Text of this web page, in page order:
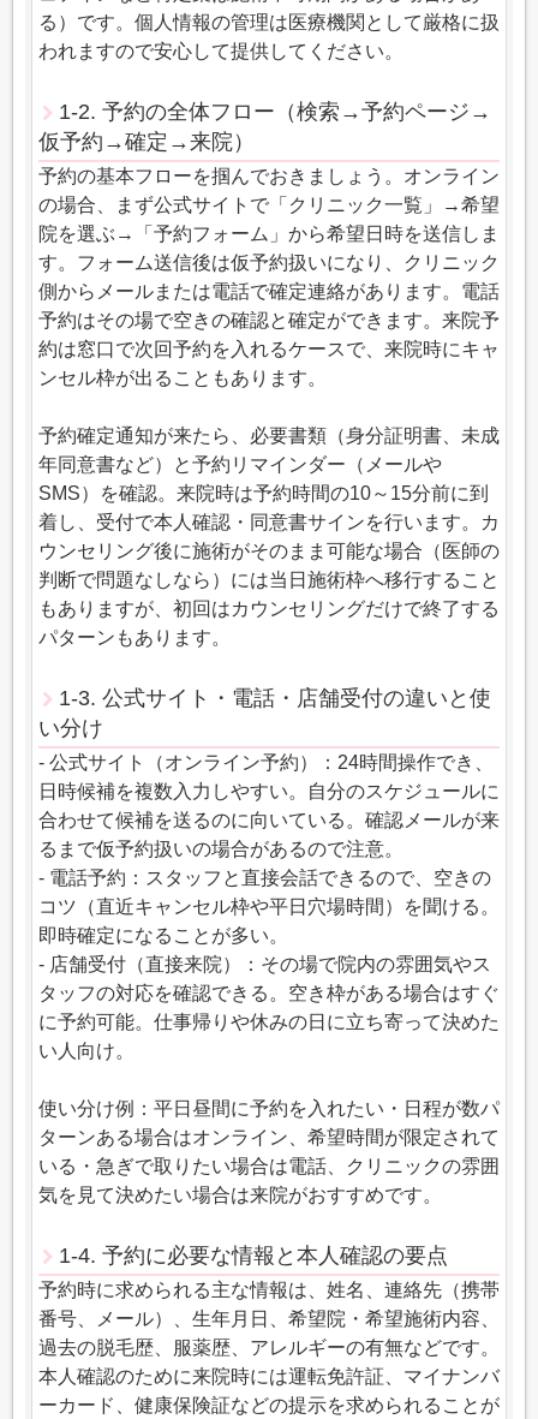
る）です。個人情報の管理は医療機関として厳格に扱
われますので安心して提供してください。
1-2. 予約の全体フロー（検索→予約ページ→
仮予約→確定→来院）
予約の基本フローを掴んでおきましょう。オンライン
の場合、まず公式サイトで「クリニック一覧」→希望
院を選ぶ→「予約フォーム」から希望日時を送信しま
す。フォーム送信後は仮予約扱いになり、クリニック
側からメールまたは電話で確定連絡があります。電話
予約はその場で空きの確認と確定ができます。来院予
約は窓口で次回予約を入れるケースで、来院時にキャ
ンセル枠が出ることもあります。
予約確定通知が来たら、必要書類（身分証明書、未成
年同意書など）と予約リマインダー（メールや
SMS）を確認。来院時は予約時間の10～15分前に到
着し、受付で本人確認・同意書サインを行います。カ
ウンセリング後に施術がそのまま可能な場合（医師の
判断で問題なしなら）には当日施術枠へ移行すること
もありますが、初回はカウンセリングだけで終了する
パターンもあります。
1-3. 公式サイト・電話・店舗受付の違いと使
い分け
- 公式サイト（オンライン予約）：24時間操作でき、
日時候補を複数入力しやすい。自分のスケジュールに
合わせて候補を送るのに向いている。確認メールが来
るまで仮予約扱いの場合があるので注意。
- 電話予約：スタッフと直接会話できるので、空きの
コツ（直近キャンセル枠や平日穴場時間）を聞ける。
即時確定になることが多い。
- 店舗受付（直接来院）：その場で院内の雰囲気やス
タッフの対応を確認できる。空き枠がある場合はすぐ
に予約可能。仕事帰りや休みの日に立ち寄って決めた
い人向け。
使い分け例：平日昼間に予約を入れたい・日程が数パ
ターンある場合はオンライン、希望時間が限定されて
いる・急ぎで取りたい場合は電話、クリニックの雰囲
気を見て決めたい場合は来院がおすすめです。
1-4. 予約に必要な情報と本人確認の要点
予約時に求められる主な情報は、姓名、連絡先（携帯
番号、メール）、生年月日、希望院・希望施術内容、
過去の脱毛歴、服薬歴、アレルギーの有無などです。
本人確認のために来院時には運転免許証、マイナンバ
ーカード、健康保険証などの提示を求められることが